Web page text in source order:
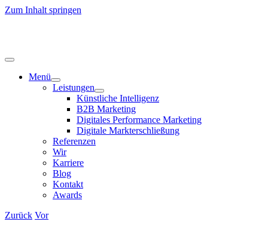
Zum Inhalt springen
Menü
Leistungen
Künstliche Intelligenz
B2B Marketing
Digitales Performance Marketing
Digitale Markterschließung
Referenzen
Wir
Karriere
Blog
Kontakt
Awards
Zurück Vor